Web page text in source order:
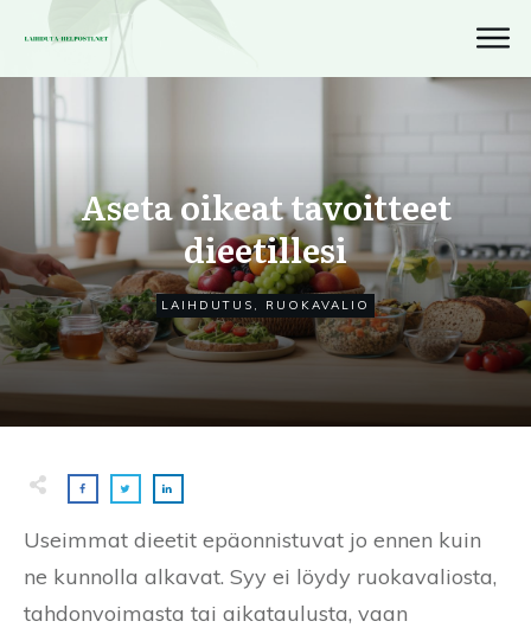
Aseta oikeat tavoitteet
dieetillesi
LAIHDUTUS , RUOKAVALIO
Useimmat dieetit epäonnistuvat jo ennen kuin
ne kunnolla alkavat. Syy ei löydy ruokavaliosta,
tahdonvoimasta tai aikataulusta, vaan